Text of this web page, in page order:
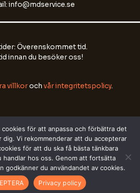
info@mdservice.se
Överenskommet tid.
innan du besöker oss!
villkoroch vår integritetspolicy.
All right reserved by MD Media
Start Chat
cookies för att anpassa och förbättra det
dig. Vi rekommenderar att du accepterar
för att du ska få bästa tänkbara
handlar hos oss. Genom att fortsätta
godkänner du användandet av cookies.
Privacy policy